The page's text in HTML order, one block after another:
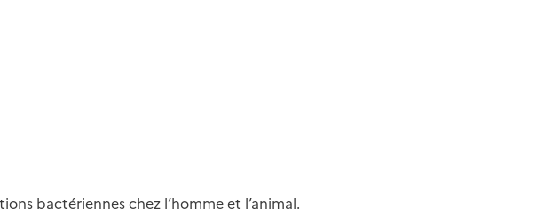
bactériennes chez l’homme et l’animal.